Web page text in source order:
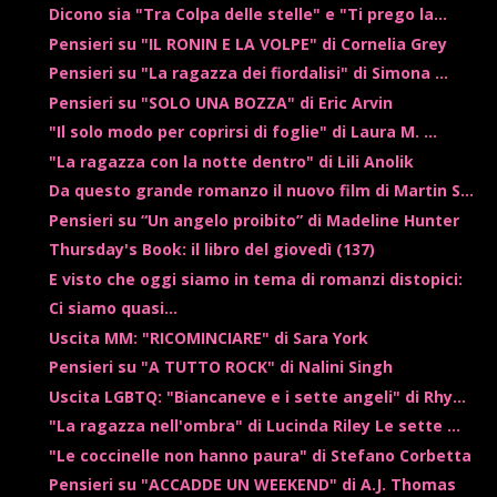
Dicono sia "Tra Colpa delle stelle" e "Ti prego la...
Pensieri su "IL RONIN E LA VOLPE" di Cornelia Grey
Pensieri su "La ragazza dei fiordalisi" di Simona ...
Pensieri su "SOLO UNA BOZZA" di Eric Arvin
"Il solo modo per coprirsi di foglie" di Laura M. ...
"La ragazza con la notte dentro" di Lili Anolik
Da questo grande romanzo il nuovo film di Martin S...
Pensieri su “Un angelo proibito” di Madeline Hunter
Thursday's Book: il libro del giovedì (137)
E visto che oggi siamo in tema di romanzi distopici:
Ci siamo quasi...
Uscita MM: "RICOMINCIARE" di Sara York
Pensieri su "A TUTTO ROCK" di Nalini Singh
Uscita LGBTQ: "Biancaneve e i sette angeli" di Rhy...
"La ragazza nell'ombra" di Lucinda Riley Le sette ...
"Le coccinelle non hanno paura" di Stefano Corbetta
Pensieri su "ACCADDE UN WEEKEND" di A.J. Thomas